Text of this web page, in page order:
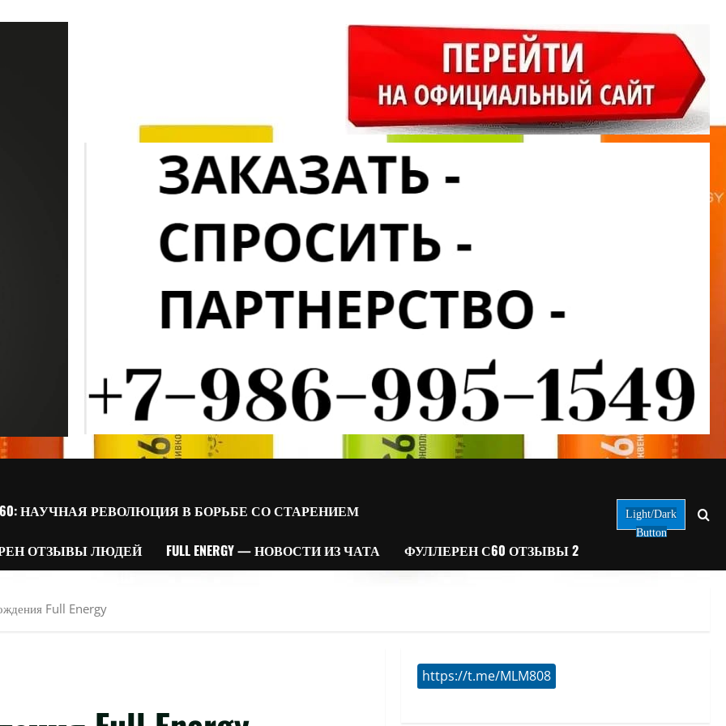
НАУЧНАЯ РЕВОЛЮЦИЯ В БОРЬБЕ СО СТАРЕНИЕМ
ОТЗЫВЫ ЛЮДЕЙ FULL ENERGY — НОВОСТИ ИЗ ЧАТА ФУЛЛЕРЕН С60 ОТЗЫВЫ 2
Light/Dark
Button
Full Energy
https://t.me/MLM808